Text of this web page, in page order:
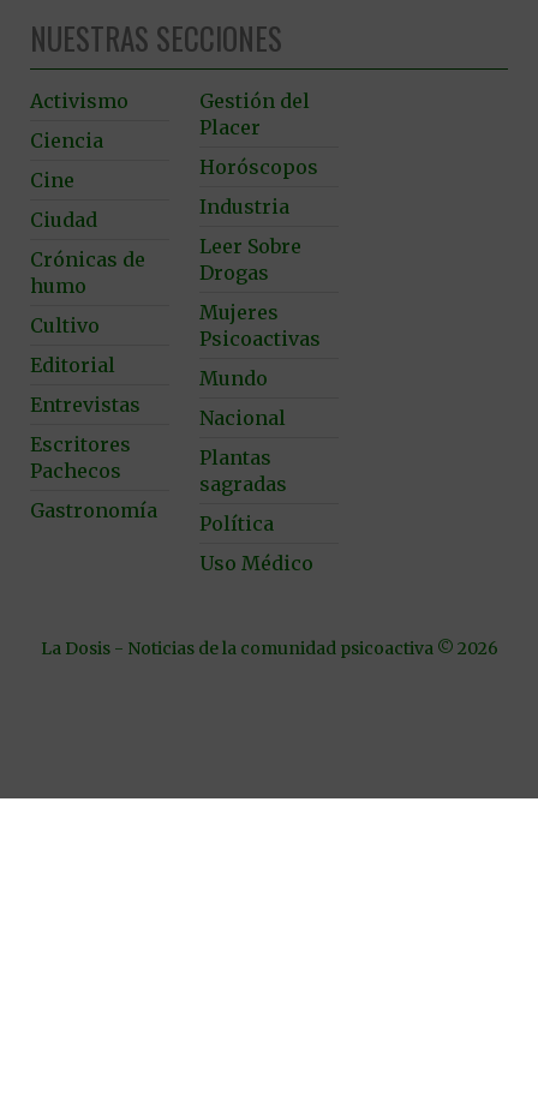
NUESTRAS SECCIONES
Activismo
Ciencia
Cine
Ciudad
Crónicas de
humo
Cultivo
Editorial
Entrevistas
Escritores
Pachecos
Gastronomía
Gestión del
Placer
Horóscopos
Industria
Leer Sobre
Drogas
Mujeres
Psicoactivas
Mundo
Nacional
Plantas
sagradas
Política
Uso Médico
La Dosis - Noticias de la comunidad psicoactiva © 2026